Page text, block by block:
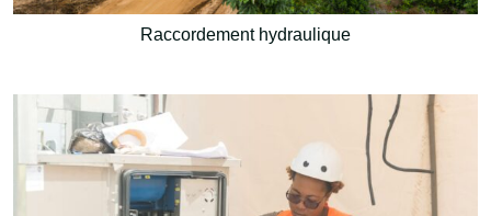
Raccordement hydraulique